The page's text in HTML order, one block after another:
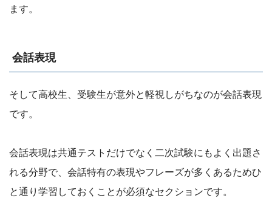
ます。
会話表現
そして高校生、受験生が意外と軽視しがちなのが会話表現
です。
会話表現は共通テストだけでなく二次試験にもよく出題さ
れる分野で、会話特有の表現やフレーズが多くあるためひ
と通り学習しておくことが必須なセクションです。